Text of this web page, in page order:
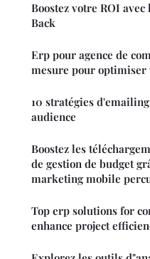
Boostez votre ROI avec
Back
Erp pour agence de
mesure pour optimiser
10 stratégies
audience
Boostez les
de gestion de budget
marketing mobile
Top erp solutions for
enhance project